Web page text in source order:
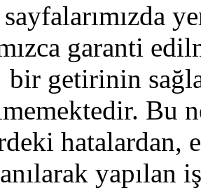
garanti
bir getirinin
Bu
hatalardan,
yapılan